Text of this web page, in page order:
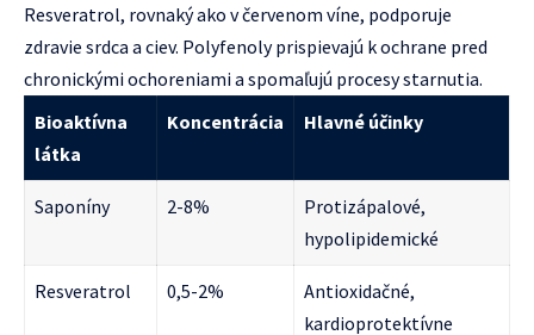
Resveratrol, rovnaký ako v červenom víne, podporuje
zdravie srdca a ciev. Polyfenoly prispievajú k ochrane pred
chronickými ochoreniami a spomaľujú procesy starnutia.
Bioaktívna
látka
Koncentrácia Hlavné účinky
Saponíny 2-8%
Protizápalové,
hypolipidemické
Resveratrol 0,5-2%
Antioxidačné,
kardioprotektívne